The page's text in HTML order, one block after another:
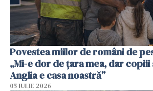
Povestea miilor de români de
„Mi-e dor de țara mea, dar copiii
Anglia e casa noastră”
05 IULIE 2026